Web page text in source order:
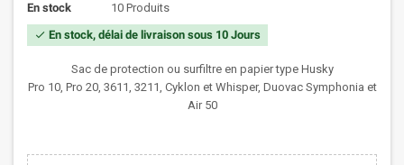
En stock
10 Produits
check En stock, délai de livraison sous 10 Jours
Sac de protection ou surfiltre en papier type Husky
Pro 10, Pro 20, 3611, 3211, Cyklon et Whisper, Duovac Symphonia et
Air 50